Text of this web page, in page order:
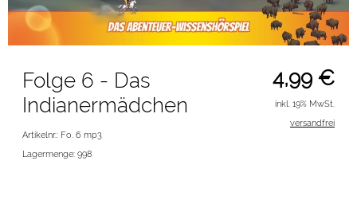
4,99 €
Folge 6 - Das
Indianermädchen
Artikelnr.: Fo. 6 mp3
Lagermenge: 998
inkl. 19% MwSt.
versandfrei